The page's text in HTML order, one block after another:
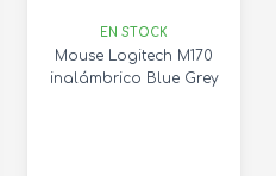
EN STOCK
Mouse Logitech M170
inalámbrico Blue Grey